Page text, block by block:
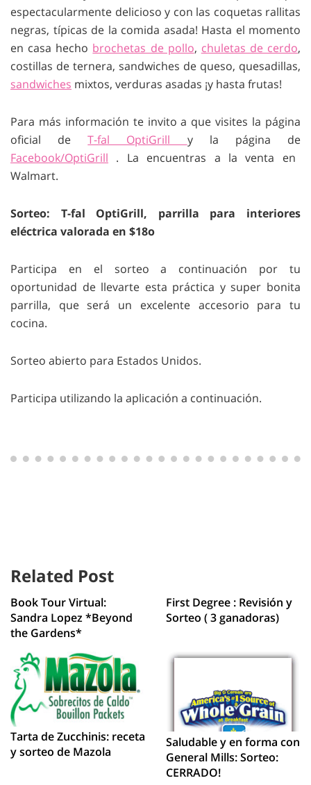
espectacularmente delicioso y con las coquetas rallitas
negras, típicas de la comida asada! Hasta el momento
en casa hecho brochetas de pollo, chuletas de cerdo,
costillas de ternera, sandwiches de queso, quesadillas,
sandwiches mixtos, verduras asadas ¡y hasta frutas!
Para más información te invito a que visites la página
oficial deT-fal OptiGrill y la página de
Facebook/OptiGrill . La encuentras a la venta en
Walmart.
Sorteo: T-fal OptiGrill, parrilla para interiores
eléctrica valorada en $18o
Participa en el sorteo a continuación por tu
oportunidad de llevarte esta práctica y super bonita
parrilla, que será un excelente accesorio para tu
cocina.
Sorteo abierto para Estados Unidos.
Participa utilizando la aplicación a continuación.
Related Post
Book Tour Virtual:
Sandra Lopez *Beyond
the Gardens*
First Degree : Revisión y
Sorteo ( 3 ganadoras)
Tarta de Zucchinis: receta
y sorteo de Mazola
Saludable y en forma con
General Mills: Sorteo:
CERRADO!